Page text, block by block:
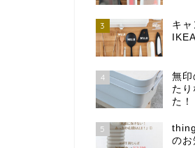
3
キャ
4
無印
た
た！
5
のお